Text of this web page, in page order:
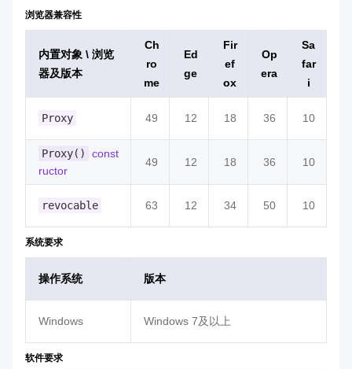
浏览器兼容性
内置对象 \ 浏览
器及版本
Ch
ro
me
Ed
ge
Fir
ef
ox
Op
era
Sa
far
i
Proxy 49 12 18 36 10
Proxy()
const
ructor
49 12 18 36 10
revocable 63 12 34 50 10
系统要求
操作系统 版本
Windows Windows 7及以上
软件要求